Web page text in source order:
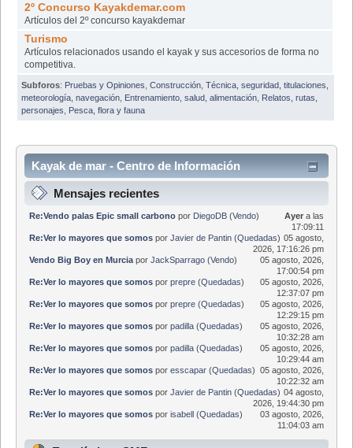
o para COMPETICIÓN
2º Concurso Kayakdemar.com
Artículos del 2º concurso kayakdemar
Turismo
Artículos relacionados usando el kayak y sus accesorios de forma no
competitiva.
Subforos: Pruebas y Opiniones Construcción Técnica, seguridad, titulaciones,
meteorología, navegación Entrenamiento, salud, alimentación Relatos, rutas,
personajes
Pesca, flora y fauna
Kayak de mar - Centro de Información
Mensajes recientes
Re:Vendo palas Epic small carbono por DiegoDB(Vendo) Ayer a las
17:09:11
Re:Ver lo mayores que somospor Javier de Pantin(Quedadas) 05 agosto,
2026, 17:16:26 pm
Vendo Big Boy en Murciapor JackSparrago(Vendo)
05 agosto, 2026,
17:00:54 pm
Re:Ver lo mayores que somospor prepre(Quedadas)
05 agosto, 2026,
12:37:07 pm
Re:Ver lo mayores que somospor prepre(Quedadas)
05 agosto, 2026,
12:29:15 pm
Re:Ver lo mayores que somospor padilla(Quedadas)
05 agosto, 2026,
10:32:28 am
Re:Ver lo mayores que somospor padilla(Quedadas)
05 agosto, 2026,
10:29:44 am
Re:Ver lo mayores que somospor esscapar(Quedadas)
05 agosto, 2026,
10:22:32 am
Re:Ver lo mayores que somospor Javier de Pantin(Quedadas) 04 agosto,
2026, 19:44:30 pm
Re:Ver lo mayores que somospor isabell(Quedadas)
03 agosto, 2026,
11:04:03 am